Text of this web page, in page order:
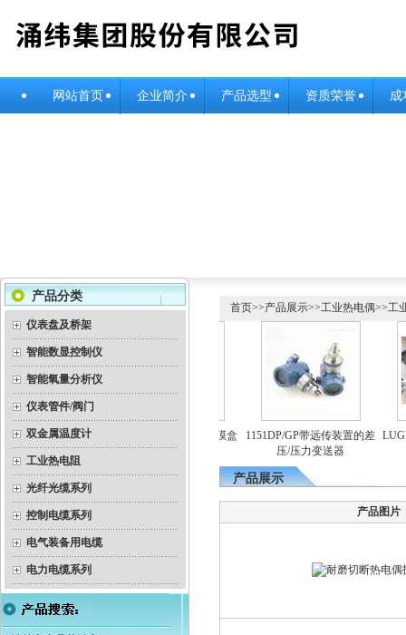
网站首页 企业简介 产品选型 资质荣誉 成
产品分类
仪表盘及桥架
智能数显控制仪
智能氧量分析仪
仪表管件/阀门
双金属温度计
工业热电阻
光纤光缆系列
控制电缆系列
电气装备用电缆
电力电缆系列
首页>>产品展示>>工业热电偶>>工
双金属温度计
YEX-150B系列不锈钢膜盒
电接点压力表
1151DP/GP带远传装置的差
压/压力变送器
LUGB
产品展示
产品图片